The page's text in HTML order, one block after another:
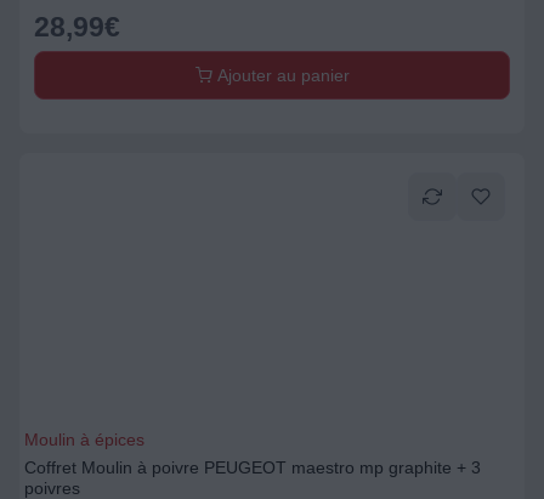
28,99€
Ajouter au panier
Moulin à épices
Coffret Moulin à poivre PEUGEOT maestro mp graphite + 3
poivres